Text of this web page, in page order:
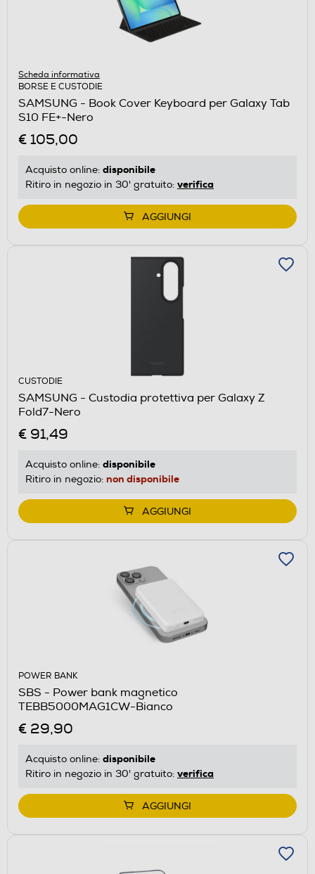
Scheda informativa
BORSE E CUSTODIE
SAMSUNG - Book Cover Keyboard per Galaxy Tab
S10 FE+-Nero
€ 105,00
Acquisto online: disponibile
Ritiro in negozio in 30' gratuito: verifica
AGGIUNGI
CUSTODIE
SAMSUNG - Custodia protettiva per Galaxy Z
Fold7-Nero
€ 91,49
Acquisto online: disponibile
Ritiro in negozio: non disponibile
AGGIUNGI
POWER BANK
SBS - Power bank magnetico
TEBB5000MAG1CW-Bianco
€ 29,90
Acquisto online: disponibile
Ritiro in negozio in 30' gratuito: verifica
AGGIUNGI